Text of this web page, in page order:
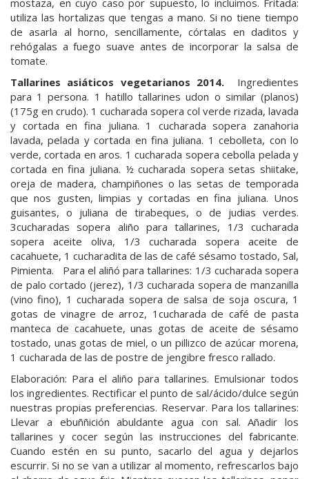
utiliza las hortalizas que tengas a mano. Si no tiene tiempo
de asarla al horno, sencillamente, córtalas en daditos y
rehógalas a fuego suave antes de incorporar la salsa de
tomate.
Tallarines asiáticos vegetarianos 2014. Ingredientes
para 1 persona. 1 hatillo tallarines udon o similar (planos)
(175g en crudo). 1 cucharada sopera col verde rizada, lavada
y cortada en fina juliana. 1 cucharada sopera zanahoria
lavada, pelada y cortada en fina juliana. 1 cebolleta, con lo
verde, cortada en aros. 1 cucharada sopera cebolla pelada y
cortada en fina juliana. ½ cucharada sopera setas shiitake,
oreja de madera, champiñones o las setas de temporada
que nos gusten, limpias y cortadas en fina juliana. Unos
guisantes, o juliana de tirabeques, o de judias verdes.
3cucharadas sopera aliño para tallarines, 1/3 cucharada
sopera aceite oliva, 1/3 cucharada sopera aceite de
cacahuete, 1 cucharadita de las de café sésamo tostado, Sal,
Pimienta. Para el aliñó para tallarines: 1/3 cucharada sopera
de palo cortado (jerez), 1/3 cucharada sopera de manzanilla
(vino fino), 1 cucharada sopera de salsa de soja oscura, 1
gotas de vinagre de arroz, 1cucharada de café de pasta
manteca de cacahuete, unas gotas de aceite de sésamo
tostado, unas gotas de miel, o un pillizco de azúcar morena,
1 cucharada de las de postre de jengibre fresco rallado.
Elaboración: Para el aliño para tallarines. Emulsionar todos
los ingredientes. Rectificar el punto de sal/ácido/dulce según
nuestras propias preferencias. Reservar. Para los tallarines:
Llevar a ebuññición abuldante agua con sal. Añadir los
tallarines y cocer según las instrucciones del fabricante.
Cuando estén en su punto, sacarlo del agua y dejarlos
escurrir. Si no se van a utilizar al momento, refrescarlos bajo